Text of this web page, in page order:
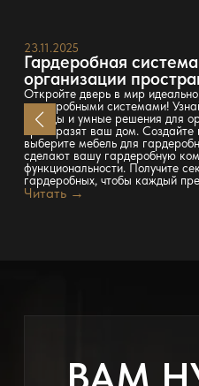
23.11.2025
Гардеробная
организации
Откройте дверь в мир
гардеробными системами!
одежды и умные решения для
преобразят ваш дом.
выберите мебель для
сделают вашу гардеробную
функциональности. Получите
гардеробных, чтобы каждый
Читать →